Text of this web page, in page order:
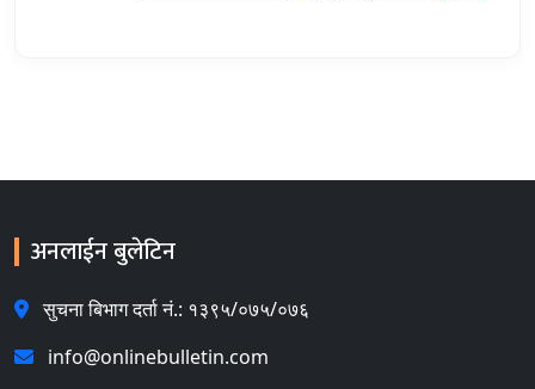
अनलाईन बुलेटिन
सुचना बिभाग दर्ता नं.: १३९५/०७५/०७६
info@onlinebulletin.com